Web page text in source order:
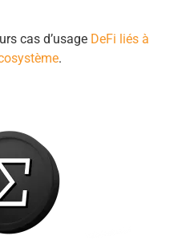
cas d’usage DeFi liés à
.